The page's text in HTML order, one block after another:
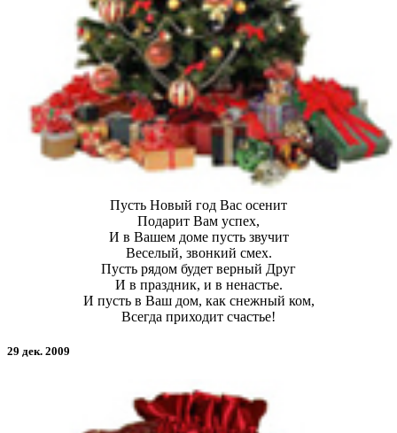
Пусть Новый год Вас осенит
Подарит Вам успех,
И в Вашем доме пусть звучит
Веселый, звонкий смех.
Пусть рядом будет верный Друг
И в праздник, и в ненастье.
И пусть в Ваш дом, как снежный ком,
Всегда приходит счастье!
29 дек. 2009